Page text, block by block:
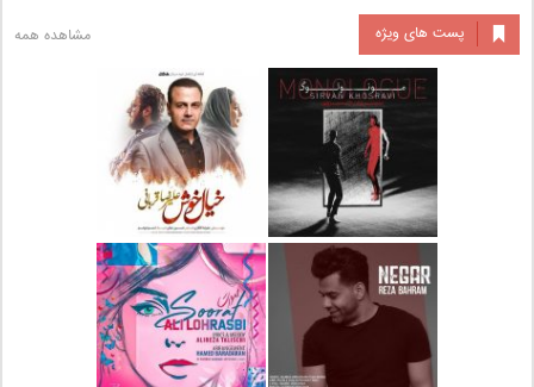
پست های ویژه مشاهده همه
دانلود آلبوم جدید سیروان
خسروی بنام مونولوگ
دانلود آهنگ جدید علیرضا
قربانی بنام خیال خوش